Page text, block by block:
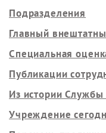
Подразделения
Главный
Специальная
Публикации
Из истории Службы
Учреждение